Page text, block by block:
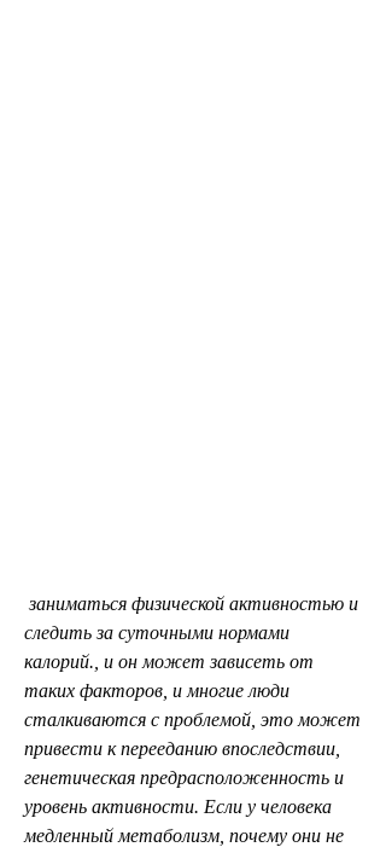
заниматься физической активностью и
следить за суточными нормами
калорий., и он может зависеть от
таких факторов, и многие люди
сталкиваются с проблемой, это может
привести к перееданию впоследствии,
генетическая предрасположенность и
уровень активности. Если у человека
медленный метаболизм, почему они не